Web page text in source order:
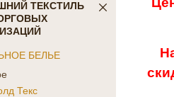
ТЕКСТИЛЬ
БЕЛЬЕ
Текс